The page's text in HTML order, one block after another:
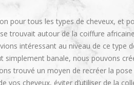
pour tous les types de cheveux, et
trouvait autour de la coiffure
intéressant au niveau de ce type
simplement banale, nous pouvons
trouvé un moyen de recréer la pose
vos cheveux, éviter d’utiliser de la